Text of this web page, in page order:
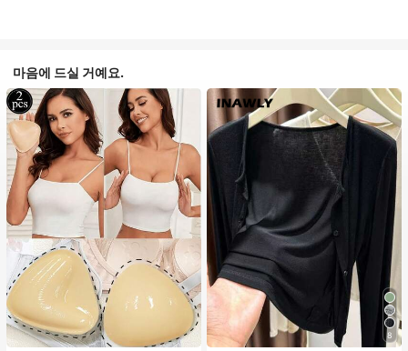
마음에 드실 거예요.
#1 TOP 3위
거의 매진!
8
#1 TOP 3위
짧은 여성용 경량 재킷
거의 매진!